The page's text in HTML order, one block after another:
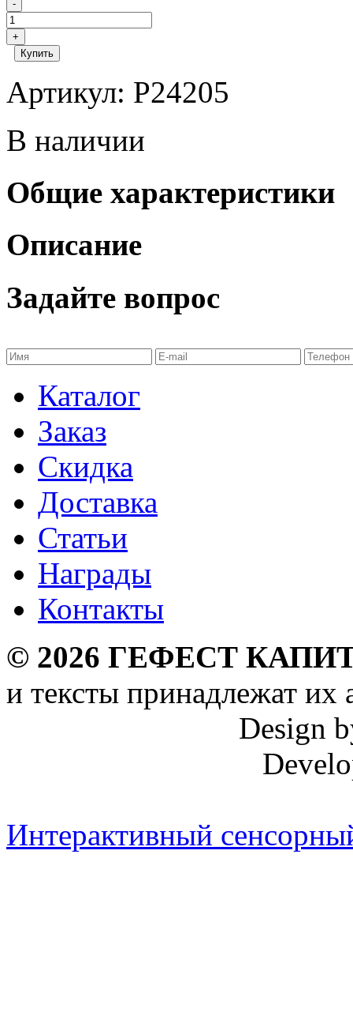
-
+
Купить
Артикул: P24205
В наличии
Общие характеристики
Описание
Задайте вопрос
Каталог
Заказ
Скидка
Доставка
Статьи
Награды
Контакты
© 2026 ГЕФЕСТ
и тексты принадлежат их
Design
Интерактивный